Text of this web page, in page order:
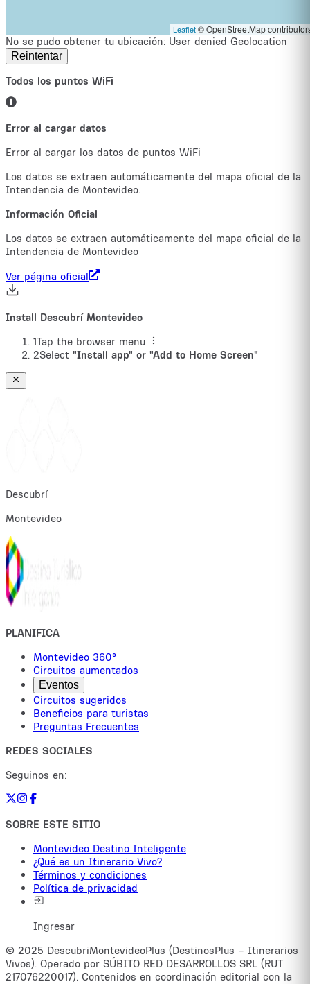
© OpenStreetMap
No se pudo obtener tu ubicación: User denied Geolocation
Reintentar
Todos los puntos WiFi
Error al cargar datos
Error al cargar los datos de puntos WiFi
Los datos se extraen automáticamente del mapa oficial de la
Intendencia de Montevideo.
Información Oficial
Los datos se extraen automáticamente del mapa oficial de la
Intendencia de Montevideo
Ver página oficial
Install Descubrí Montevideo
1Tap the browser menu
2Select "Install app" or "Add to Home Screen"
Descubrí
Montevideo
PLANIFICA
Montevideo 360°
Circuitos aumentados
Eventos
Circuitos sugeridos
Beneficios para turistas
Preguntas Frecuentes
REDES SOCIALES
Seguinos en:
SOBRE ESTE SITIO
Montevideo Destino Inteligente
¿Qué es un Itinerario Vivo?
Términos y condiciones
Política de privacidad
Ingresar
© 2025 DescubriMontevideoPlus (DestinosPlus – Itinerarios
Vivos). Operado por SÚBITO RED DESARROLLOS SRL (RUT
217076220017). Contenidos en coordinación editorial con la